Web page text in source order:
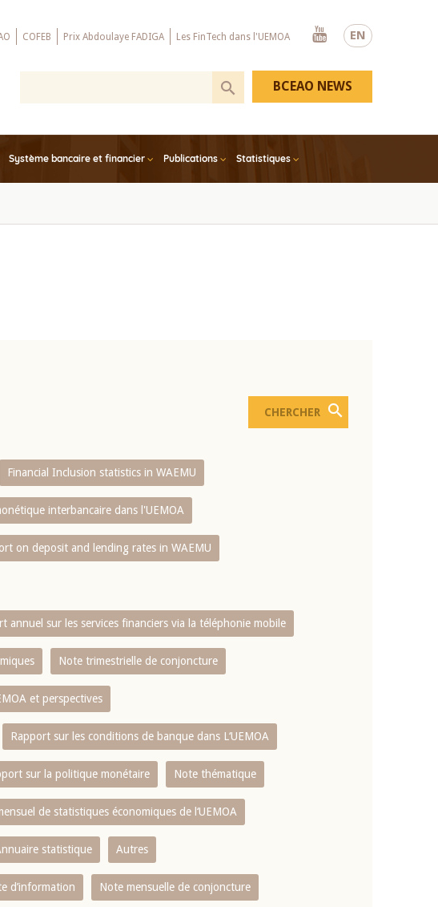
EN
COFEB Prix Abdoulaye FADIGA Les FinTech dans l'UEMOA
Youtube
Système bancaire et financier Publications Statistiques
BCEAO NEWS
Financial Inclusion statistics in WAEMU
interbancaire dans l'UEMOA
on deposit and lending rates in WAEMU
annuel sur les services financiers via la téléphonie mobile
Note trimestrielle de conjoncture
et perspectives
Rapport sur les conditions de banque dans L‘UEMOA
sur la politique monétaire Note thématique
de statistiques économiques de l‘UEMOA
statistique Autres
d’information Note mensuelle de conjoncture